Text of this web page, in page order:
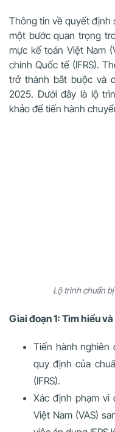
Thông tin về quyết định
một bước quan trọng
mực kế toán Việt Nam
chính Quốc tế (IFRS).
trở thành bắt buộc và
2025. Dưới đây là lộ
khảo để tiến hành
Lộ trình chuẩn
Giai đoạn 1: Tìm hiểu
Tiến hành nghiên
quy định của
(IFRS).
Xác định phạm vi
Việt Nam (VAS)